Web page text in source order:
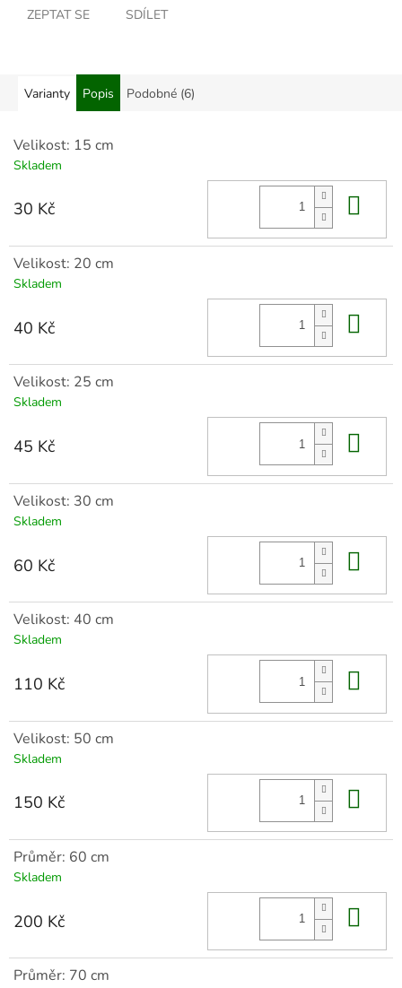
ZEPTAT SE SDÍLET
Varianty Popis Podobné (6)
Velikost: 15 cm
Skladem
30 Kč
Velikost: 20 cm
Skladem
40 Kč
Velikost: 25 cm
Skladem
45 Kč
Velikost: 30 cm
Skladem
60 Kč
Velikost: 40 cm
Skladem
110 Kč
Velikost: 50 cm
Skladem
150 Kč
Průměr: 60 cm
Skladem
200 Kč
Průměr: 70 cm